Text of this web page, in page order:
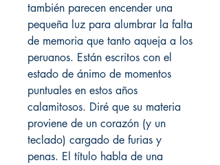
también parecen encender una
pequeña luz para alumbrar la falta
de memoria que tanto aqueja a los
peruanos. Están escritos con el
estado de ánimo de momentos
puntuales en estos años
calamitosos. Diré que su materia
proviene de un corazón (y un
teclado) cargado de furias y
penas. El título habla de una